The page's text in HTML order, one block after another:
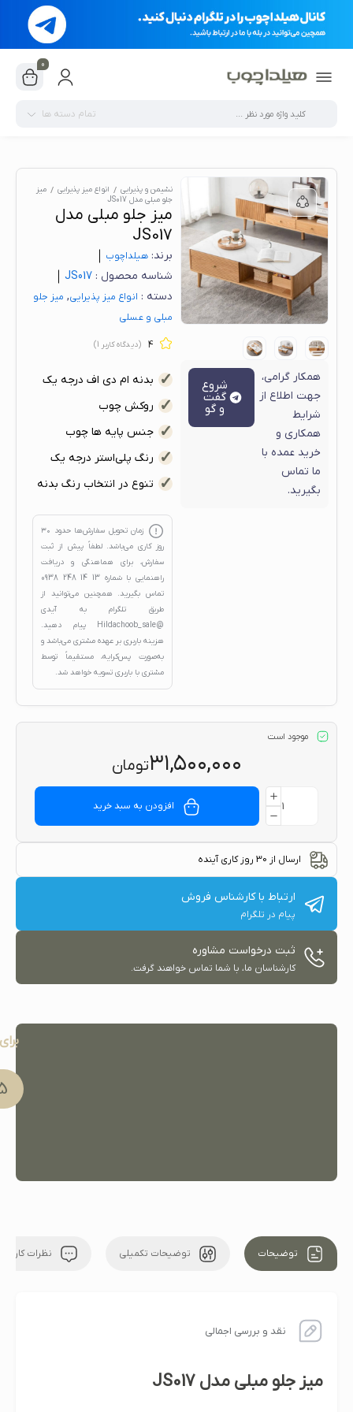
0
تمام دسته ها
همکار گرامی،
جهت اطلاع از
شرایط
همکاری و
خرید عمده با
ما تماس
بگیرید.
شروع
گفت
و گو
نشیمن و پذیرایی انواع میز پذیرایی
میز
جلو مبلی مدل JS017
میز جلو مبلی مدل
JS017
برند: هیلدا‌چوب
شناسه محصول : JS017
دسته : انواع میز پذیرایی, میز جلو
مبلی و عسلی
4 (دیدگاه کاربر 1
)
بدنه ام دی اف درجه یک
روکش چوب
جنس پایه ها چوب
رنگ پلی‌استر درجه یک
تنوع در انتخاب رنگ بدنه
زمان تحویل سفارش‌ها حدود ۳۰
روز کاریمی‌باشد. لطفاً پیش از ثبت
سفارش، برای هماهنگی و دریافت
راهنمایی با شماره 13 14 248 0938
تماس بگیرید. همچنین می‌توانید از
طریق تلگرام به آیدی
@Hildachoob_sale
پیام دهید.
هزینه باربری بر عهده مشتری می‌باشد و
به‌صورت پس‌کرایه، مستقیماً توسط
مشتری با باربری تسویه خواهد شد.
موجود است
۳۱,۵۰۰,۰۰۰تومان
افزودن به سبد خرید
ارسال از 30 روز کاری آینده
ارتباط با کارشناس فروش
پیام در تلگرام
ثبت درخواست مشاوره
کارشناسان ما، با شما تماس خواهند گرفت.
توضیحات توضیحات تکمیلی نظرات
نقد و بررسی اجمالی
میز جلو مبلی مدل JS017